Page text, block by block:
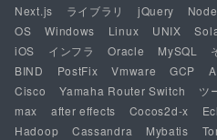
Next.js
ライブラリ jQuery
OS
Windows Linux UNIX
iOS
インフラ Oracle MySQL
BIND
PostFix Vmware GCP
Cisco
Yamaha Router Switch ツ
max
after effects Cocos2d-x
Hadoop
Cassandra Mybatis